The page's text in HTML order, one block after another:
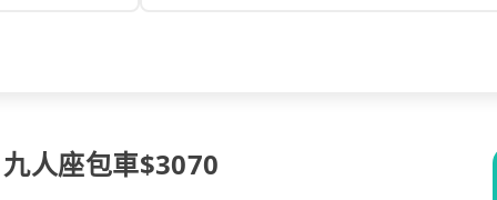
人座包車$3070